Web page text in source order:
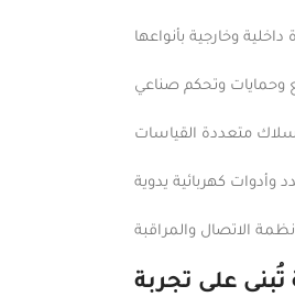
داخلية وخارجية بأنواعها
وحمايات وتحكم صناعي
متعددة القياسات
وأدوات كهربائية يدوية
الاتصال والمراقبة
تُبنى على تجربة